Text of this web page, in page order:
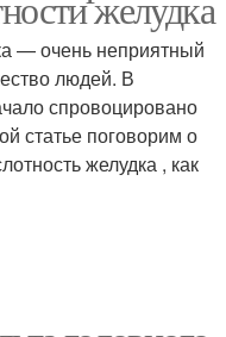
— очень неприятный
людей. В
спровоцировано
статье поговорим о
желудка , как